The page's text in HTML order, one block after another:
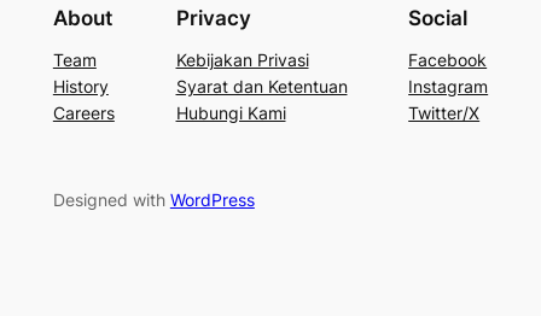
About
Team
History
Careers
Privacy
Kebijakan Privasi
Syarat dan Ketentuan
Hubungi Kami
Social
Facebook
Instagram
Twitter/X
Designed with WordPress